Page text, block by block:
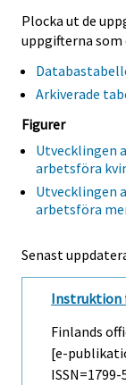
Plocka ut de
uppgifterna som
Arkiverade
Figurer
Utvecklingen
arbetsföra
Utvecklingen
arbetsföra
Senast
Instruktion
Finlands
[e-